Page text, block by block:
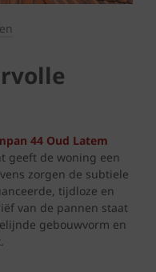
44 Oud Latem
geeft de woning een
zorgen de subtiele
tijdloze en
van de pannen staat
gebouwvorm en